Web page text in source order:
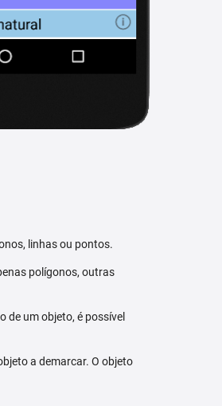
linhas ou pontos.
polígonos, outras
de um objeto, é possível
a demarcar. O objeto